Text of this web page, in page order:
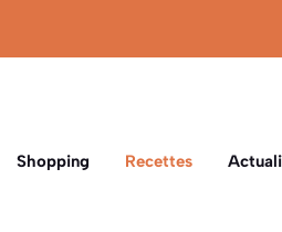
Shopping Recettes